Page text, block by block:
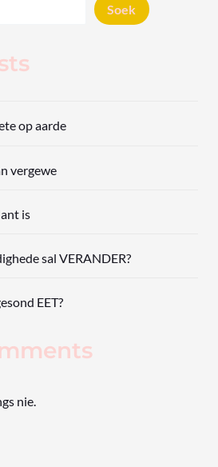
Soek
op aarde
vergewe
is
sal VERANDER?
EET?
nie.